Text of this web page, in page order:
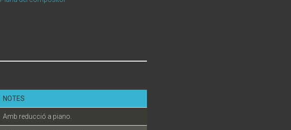
NOTES
Amb reducció a piano.